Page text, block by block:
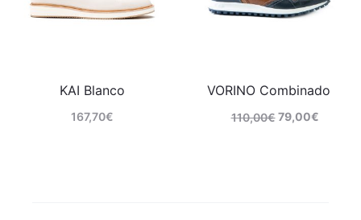
KAI Blanco
167,70€
VORINO Combinado
110,00€ 79,00€